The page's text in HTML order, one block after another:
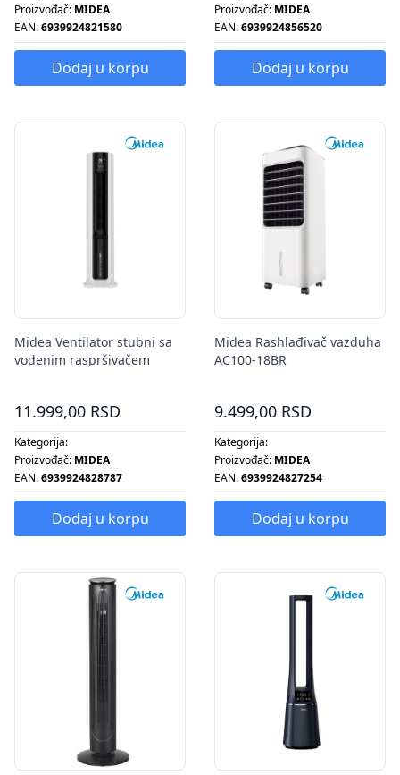
Proizvođač: MIDEA
EAN:6939924821580
Dodaj u korpu
Proizvođač: MIDEA
EAN:6939924856520
Dodaj u korpu
Midea Ventilator stubni sa
vodenim raspršivačem
11.999,00 RSD
Kategorija:
Proizvođač: MIDEA
EAN:6939924828787
Dodaj u korpu
Midea Rashlađivač vazduha
AC100-18BR
9.499,00 RSD
Kategorija:
Proizvođač: MIDEA
EAN:6939924827254
Dodaj u korpu